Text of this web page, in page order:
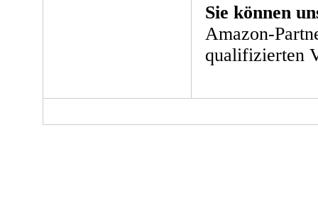
Sie können
Amazon-
qualifizierten